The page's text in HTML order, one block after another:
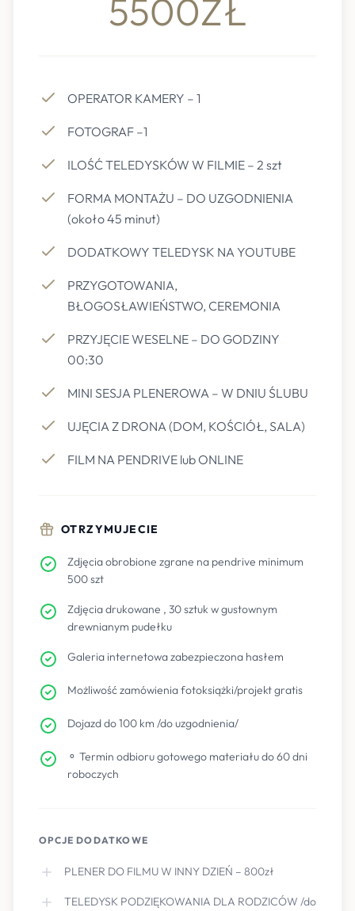
5500ZŁ
OPERATOR KAMERY – 1
FOTOGRAF –1
ILOŚĆ TELEDYSKÓW W FILMIE – 2 szt
FORMA MONTAŻU – DO UZGODNIENIA
(około 45 minut)
DODATKOWY TELEDYSK NA YOUTUBE
PRZYGOTOWANIA,
BŁOGOSŁAWIEŃSTWO, CEREMONIA
PRZYJĘCIE WESELNE – DO GODZINY
00:30
MINI SESJA PLENEROWA – W DNIU ŚLUBU
UJĘCIA Z DRONA (DOM, KOŚCIÓŁ, SALA)
FILM NA PENDRIVE lub ONLINE
OTRZYMUJECIE
Zdjęcia obrobione zgrane na pendrive minimum
500 szt
Zdjęcia drukowane , 30 sztuk w gustownym
drewnianym pudełku
Galeria internetowa zabezpieczona hasłem
Możliwość zamówienia fotoksiążki/projekt gratis
Dojazd do 100 km /do uzgodnienia/
⚬ Termin odbioru gotowego materiału do 60 dni
roboczych
OPCJE DODATKOWE
PLENER DO FILMU W INNY DZIEŃ – 800zł
TELEDYSK PODZIĘKOWANIA DLA RODZICÓW /do